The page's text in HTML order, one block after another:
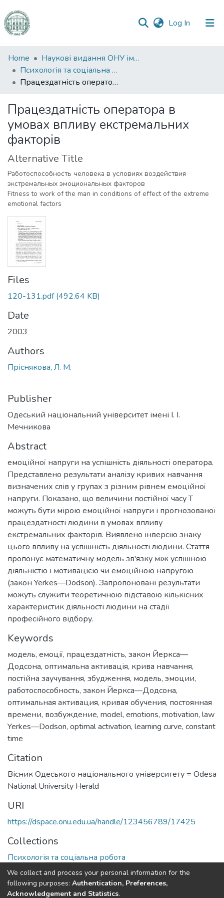
Log In (current)
Communities
&
Collections
Statistics
Home
Наукові видання ОНУ імені І. І. Мечникова
Психологія та соціальна робота
Працездатність оператора в умовах впливу екстремальних факторів
Працездатність оператора в
умовах впливу екстремальних
факторів
Alternative Title
Работоспособность человека в условиях воздействия
экстремальных эмоциональных факторов
Fitness to work of the man in conditions of effect of the extreme
emotional factors
Files
120-131.pdf(492.64 KB)
Date
2003
Authors
Пріснякова, Л. М.
Publisher
Одеський національний університет імені І. І.
Мечникова
Abstract
емоційної напруги на успішність діяльності оператора.
Представлено результати аналізу кривих навчання
визначених слів у групах з різним рівнем емоційної
напруги. Показано, що величини постійної часу Т
можуть бути мірою емоційної напруги і прогнозованої
працездатності людини в умовах впливу
екстремальних факторів. Виявлено інверсію знаку
цього впливу на успішність діяльності людини. Стаття
пропонує математичну модель зв'язку між успішною
діяльністю і мотивацією чи емоційною напругою
(закон Yerkes—Dodson). Запропоновані результати
можуть служити теоретичною підставою кількісних
характеристик діяльності людини на стадії
професійного відбору.
Keywords
модель, емоції, працездатність, закон Йеркса—
Додсона, оптимальна активація, крива навчання,
постійна заучування, збудження, модель, эмоции,
работоспособность, закон Йеркса—Додсона,
оптимальная активация, кривая обучения, постоянная
времени, возбуждение, model, emotions, motivation, law
Yerkes—Dodson, optimal activation, learning curve, constant
time
Citation
Вісник Одеського національного університету = Odesa
National University Herald
URI
https://dspace.onu.edu.ua/handle/123456789/17425
Collections
Психологія та соціальна робота
Full item page
We collect and process your personal information for the
following purposes: Authentication, Preferences,
Acknowledgement and Statistics.